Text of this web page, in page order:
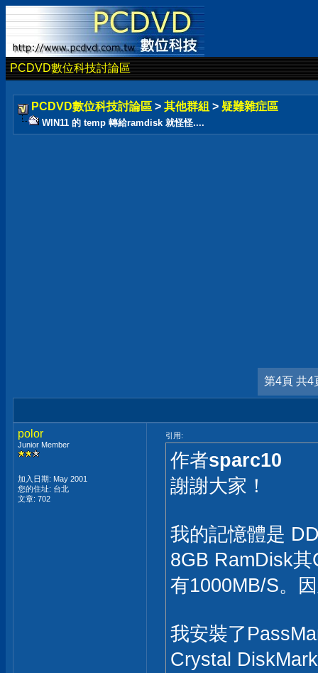
PCDVD數位科技討論區
PCDVD數位科技討論區 > 其他群組 > 疑難雜症區
WIN11 的 temp 轉給ramdisk 就怪怪....
第4頁 共4
polor
Junior Member
加入日期: May 2001
您的住址: 台北
文章: 702
引用:
作者sparc10
謝謝大家！
我的記憶體是
8GB RamDisk
有1000MB/S。
我安裝了
Crystal